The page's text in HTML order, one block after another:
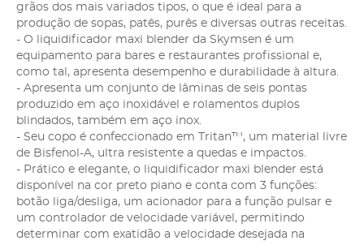
grãos dos mais variados tipos, o que é ideal para a
produção de sopas, patês, purês e diversas outras receitas.
- O liquidificador maxi blender da Skymsen é um
equipamento para bares e restaurantes profissional e,
como tal, apresenta desempenho e durabilidade à altura.
- Apresenta um conjunto de lâminas de seis pontas
produzido em aço inoxidável e rolamentos duplos
blindados, também em aço inox.
- Seu copo é confeccionado em Tritan™, um material livre
de Bisfenol-A, ultra resistente a quedas e impactos.
- Prático e elegante, o liquidificador maxi blender está
disponível na cor preto piano e conta com 3 funções:
botão liga/desliga, um acionador para a função pulsar e
um controlador de velocidade variável, permitindo
determinar com exatidão a velocidade desejada na